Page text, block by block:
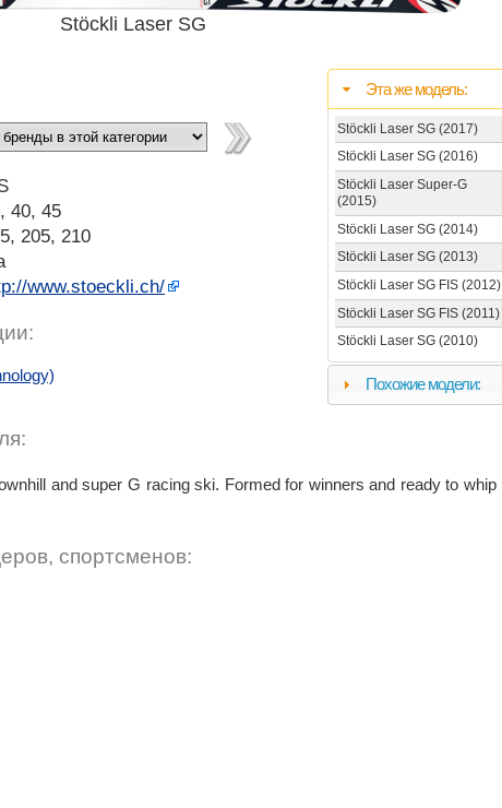
Stöckli Laser SG
Эта же модель:
Stöckli Laser SG (2017)
Stöckli Laser SG (2016)
Stöckli Laser Super-G
(2015)
Stöckli Laser SG (2014)
Stöckli Laser SG (2013)
Stöckli Laser SG FIS (2012)
Stöckli Laser SG FIS (2011)
Stöckli Laser SG (2010)
Похожие модели:
40, 45
205, 210
www.stoeckli.ch/
and super G racing ski. Formed for winners and ready to whip
спортсменов: